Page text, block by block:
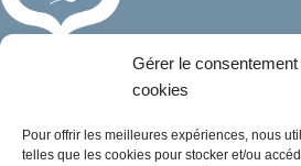
Gérer le consentement
cookies
Pour offrir les meilleures expériences, nous
telles que les cookies pour stocker et/ou
Mairie de Meung-sur-Loire
45130 Meung-